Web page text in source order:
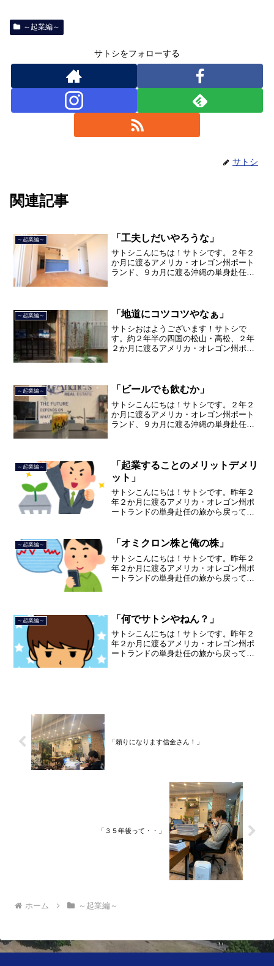
～起業編～
サトシをフォローする
サトシ
関連記事
～起業編～ 「工夫しだいやろうな」
サトシこんにちは！サトシです。２年２
か月に渡るアメリカ・オレゴン州ポート
ランド、９カ月に渡る沖縄の単身赴任の
品川区南大井で不動産を主...
～起業編～ 「地道にコツコツやなぁ」
サトシおはようございます！サトシで
す。約２年半の四国の松山・高松、２年
２か月に渡るアメリカ・オレゴン州ポー
て、２０２１年３月９日より東...
～起業編～ 「ビールでも飲むか」
サトシこんにちは！サトシです。２年２
か月に渡るアメリカ・オレゴン州ポート
ランド、９カ月に渡る沖縄の単身赴任の
品川区南大井で不動産を主...
～起業編～
「起業することのメリットデメリ
ット」
サトシこんにちは！サトシです。昨年２
年２か月に渡るアメリカ・オレゴン州ポ
ートランドの単身赴任の旅から戻ってき
で２３年間のサラリーマン人生を卒業
し、東京都品川区南大井で不...
～起業編～ 「オミクロン株と俺の株」
サトシこんにちは！サトシです。昨年２
年２か月に渡るアメリカ・オレゴン州ポ
ートランドの単身赴任の旅から戻ってき
し、東京都品川区南大井で不...
～起業編～ 「何でサトシやねん？」
サトシこんにちは！サトシです。昨年２
年２か月に渡るアメリカ・オレゴン州ポ
ートランドの単身赴任の旅から戻ってき
「頼りになります信金さん！」
「３５年後って・・」
ホーム ～起業編～